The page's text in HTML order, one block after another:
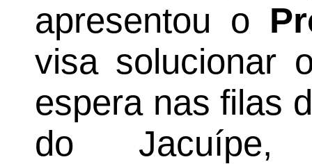
apresentou o
visa solucionar
espera nas filas
do Jacuípe,